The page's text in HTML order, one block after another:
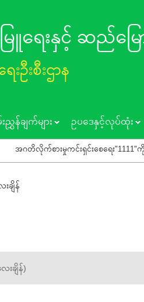
ြူရေးနှင့် ဆည်မြေ
းဦးစီးဌာန
ညွှန်ချက်များ ဥပဒေနှင့်လုပ်ထုံး
အဂတိလိုက်စားမှုကင်းရှင်းစေရေး"1111"ကို ဖြ
ချိန်
းချိန်)